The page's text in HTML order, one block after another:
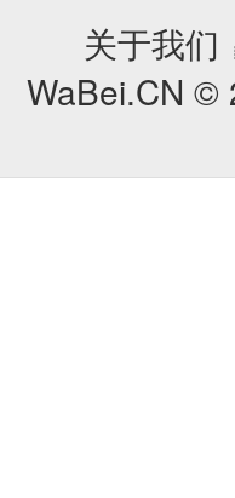
关于我们
┊
WaBei.CN ©